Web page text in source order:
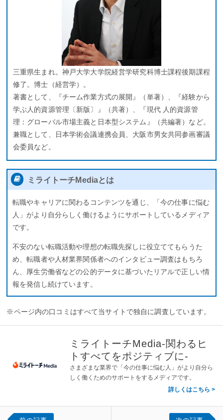
三重県生まれ。神戸大学大学院経営学研究科博士課程後期課程
修了。博士（経営学）。
著書として、『チーム作業方式の展開』（単著）、『経験から
学ぶ人的資源管理〔新版〕』（共著）、『現代 人的資源管
理：グローバル市場主義と日本型システム』（共編著）など。
兼職として、日本学術会議連携会員、大阪市男女共同参画審議
会委員など。
ミライトーチMediaとは
転職やキャリアに関わるコンテンツを通じ、「今の仕事に悩む
人」がより自分らしく働けるようにサポートしているメディア
です。
不安のない転職活動や理想の転職先探しに役立ててもらうた
め、転職者や人材業界関係者へのインタビュー調査はもちろ
ん、厚生労働省などの公的データに基づいたリアルで正しい情
報を発信し続けています。
※ページ内の口コミはすべて当サイトで独自に調査しています。
ミライトーチMedia-関わるヒ
トすべてをポジティブに-
さまざまな業界で「今の仕事に悩む人」がより自分ら
しく働くためのサポートをするメディアです。
詳しくはこちら